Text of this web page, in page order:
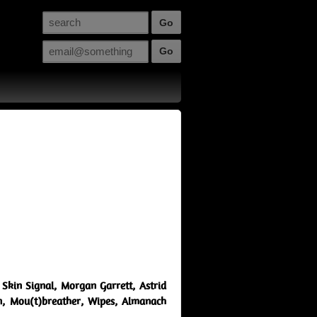
Signal, Morgan Garrett, Astrid
Mou(t)breather, Wipes, Almanach